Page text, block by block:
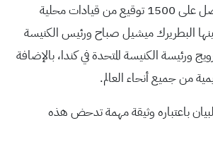
ولفت إلى أن البيان حصل على 1500 توقيع من قيادات محلية
البطريرك ميشيل صباح ورئيس الكنيسة
ورئيسة الكنيسة المتحدة في كندا، بالإضافة
من جميع أنحاء العالم.
باعتباره وثيقة مهمة تدحض هذه